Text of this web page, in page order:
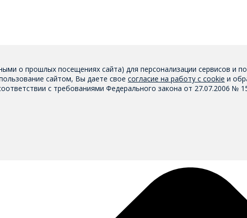
о прошлых посещениях сайта) для персонализации сервисов и
сайтом, Вы даете свое согласие на работу с cookie и
с требованиями Федерального закона от 27.07.2006 №